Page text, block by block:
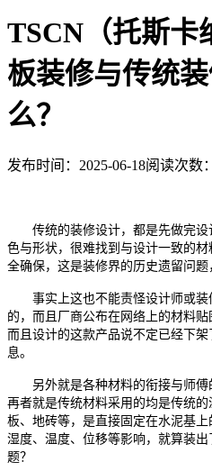
TSCN（托斯卡
板装修与传统
么？
发布时间：2025-06-18阅读次数
传统的装修设计，都是先做完
色与形状，很难找到与设计一致的
全确保，这是装修界的历史遗留问题
事实上这也不能责怪设计师或
的，而且厂商公布在网络上的材料贴
而且设计的这款产品说不定已经下
息。
另外就是各种材料的衔接与师傅
再者就是传统材料采用的均是传统
板、地砖等，是直接固定在水泥基
湿度、温度、位移等影响，就算装
题？